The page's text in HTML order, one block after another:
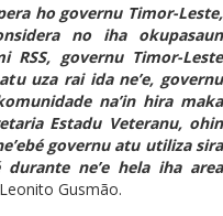
ho governu Timor-Leste,
no iha okupasaun
RSS, governu Timor-Leste
uza rai ida ne’e, governu
na’in hira maka
Estadu Veteranu, ohin
governu atu utiliza sira
durante ne’e hela iha area
Gusmão.